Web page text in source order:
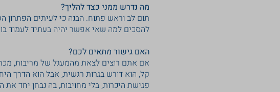
מה נדרש ממני כצד להליך?
תום לב וראש פתוח. הבנה כי לעיתים הפתרון
להסכים למה שאי אפשר יהיה בעתיד לעמוד
האם גישור מתאים לכם?
אם אתם רוצים לצאת מהמעגל של מריבות,
קל, הוא דורש בגרות רגשית, אבל הוא הדרך
פגישת היכרות, בלי מחויבות, בה נבחן יחד את